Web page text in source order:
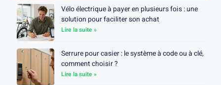
Vélo électrique à payer en plusieurs fois : une
solution pour faciliter son achat
Lire la suite »
Serrure pour casier : le système à code ou à clé,
comment choisir ?
Lire la suite »